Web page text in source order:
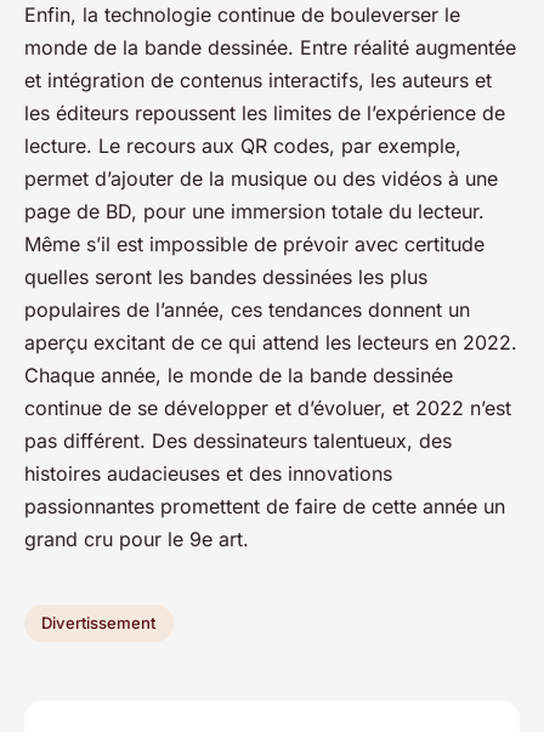
Enfin, la technologie continue de bouleverser le
monde de la bande dessinée. Entre réalité augmentée
et intégration de contenus interactifs, les auteurs et
les éditeurs repoussent les limites de l’expérience de
lecture. Le recours aux QR codes, par exemple,
permet d’ajouter de la musique ou des vidéos à une
page de BD, pour une immersion totale du lecteur.
Même s’il est impossible de prévoir avec certitude
quelles seront les bandes dessinées les plus
populaires de l’année, ces tendances donnent un
aperçu excitant de ce qui attend les lecteurs en 2022.
Chaque année, le monde de la bande dessinée
continue de se développer et d’évoluer, et 2022 n’est
pas différent. Des dessinateurs talentueux, des
histoires audacieuses et des innovations
passionnantes promettent de faire de cette année un
grand cru pour le 9e art.
Divertissement